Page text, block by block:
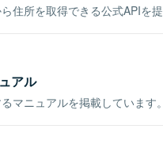
住所を取得できる公式APIを提
アル
マニュアルを掲載しています。